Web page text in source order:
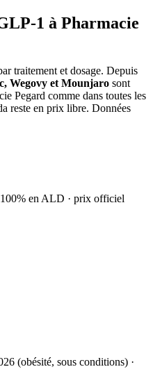
1 à Pharmacie
traitement et dosage. Depuis
Wegovy et Mounjaro sont
Pegard comme dans toutes les
reste en prix libre. Données
en ALD · prix officiel
(obésité, sous conditions) ·